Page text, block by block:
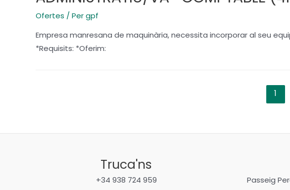
Ofertes / Pergpf
Empresa manresana de maquinària, necessita incorporar al seu
*Requisits: *Oferim:
entrades
1
Truca'ns
+34 938 724 959 Passeig